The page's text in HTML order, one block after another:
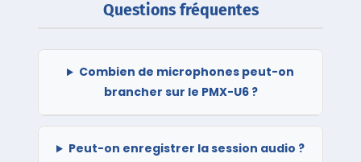
Questions fréquentes
Combien de microphones peut-on
brancher sur le PMX-U6 ?
Peut-on enregistrer la session audio ?